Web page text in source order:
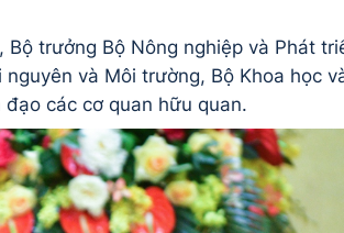
trưởng Bộ Nông nghiệp và Phát
và Môi trường, Bộ Khoa học
các cơ quan hữu quan.